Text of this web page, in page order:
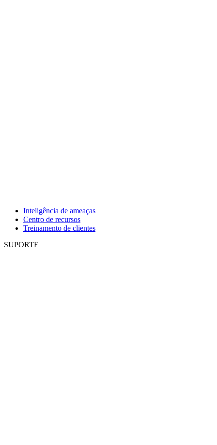
Inteligência de ameaças
Centro de recursos
Treinamento de clientes
SUPORTE